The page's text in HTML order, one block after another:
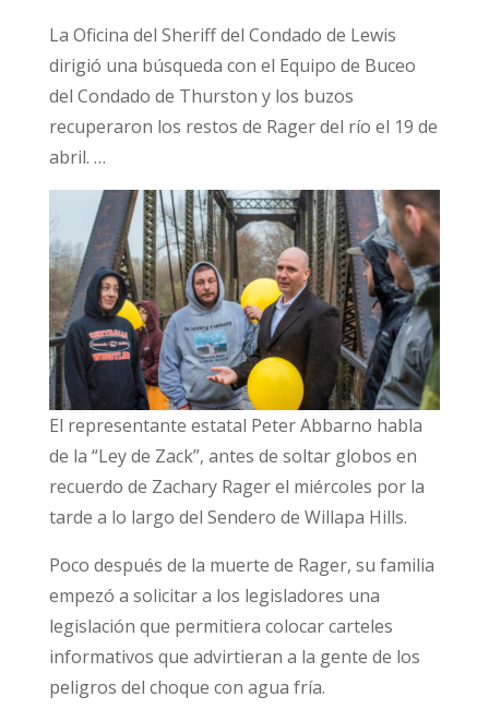
La Oficina del Sheriff del Condado de Lewis
dirigió una búsqueda con el Equipo de Buceo
del Condado de Thurston y los buzos
recuperaron los restos de Rager del río el 19 de
abril. …
El representante estatal Peter Abbarno habla
de la “Ley de Zack”, antes de soltar globos en
recuerdo de Zachary Rager el miércoles por la
tarde a lo largo del Sendero de Willapa Hills.
Poco después de la muerte de Rager, su familia
empezó a solicitar a los legisladores una
legislación que permitiera colocar carteles
informativos que advirtieran a la gente de los
peligros del choque con agua fría.